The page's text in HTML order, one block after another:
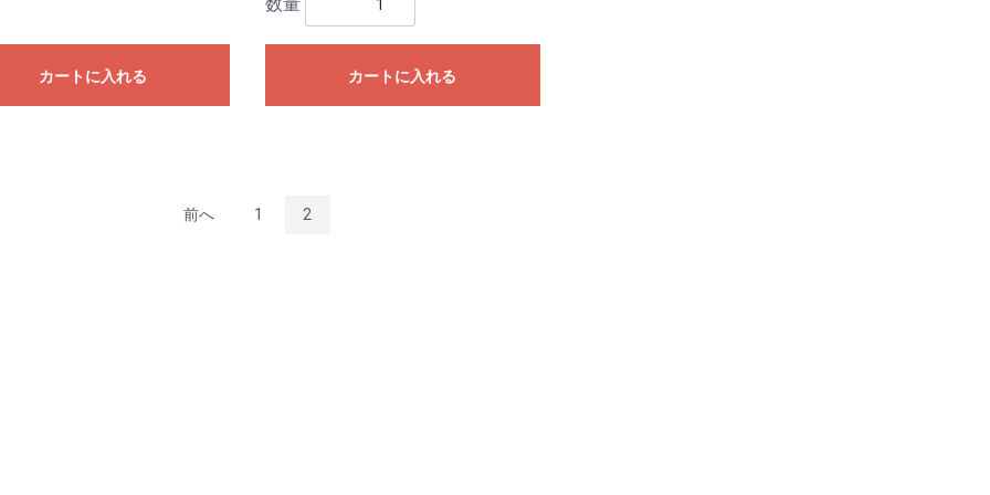
カートに入れる カートに入れる
前へ 1 2